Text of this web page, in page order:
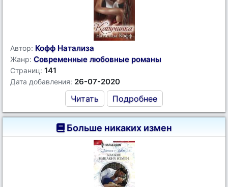
Автор: Кофф Натализа
Жанр: Современные любовные романы
Страниц: 141
Дата добавления: 26-07-2020
Читать Подробнее
Больше никаких измен